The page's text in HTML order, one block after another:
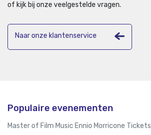
of kijk bij onze veelgestelde vragen.
Naar onze klantenservice
Populaire evenementen
Master of Film Music Ennio Morricone Tickets